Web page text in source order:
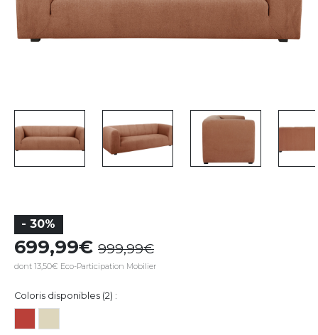
- 30%
699,99 999,99
dont 13,50€ Eco-Participation Mobilier
Coloris disponibles (2) :